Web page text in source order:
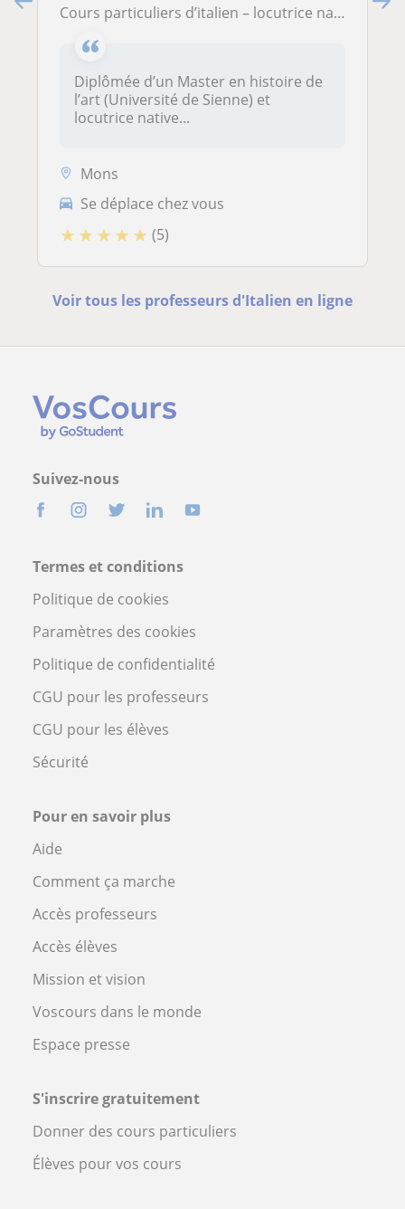
Cours particuliers d’italien – locutrice native formée en didactique de l’italien langue étrangère
Diplômée d’un Master en histoire de
l’art (Université de Sienne) et
locutrice native...
Mons
Se déplace chez vous
★ ★ ★ ★ ★ (5)
Voir tous les professeurs d'Italien en ligne
Suivez-nous
Termes et conditions
Politique de cookies
Paramètres des cookies
Politique de confidentialité
CGU pour les professeurs
CGU pour les élèves
Sécurité
Pour en savoir plus
Aide
Comment ça marche
Accès professeurs
Accès élèves
Mission et vision
Voscours dans le monde
Espace presse
S'inscrire gratuitement
Donner des cours particuliers
Élèves pour vos cours